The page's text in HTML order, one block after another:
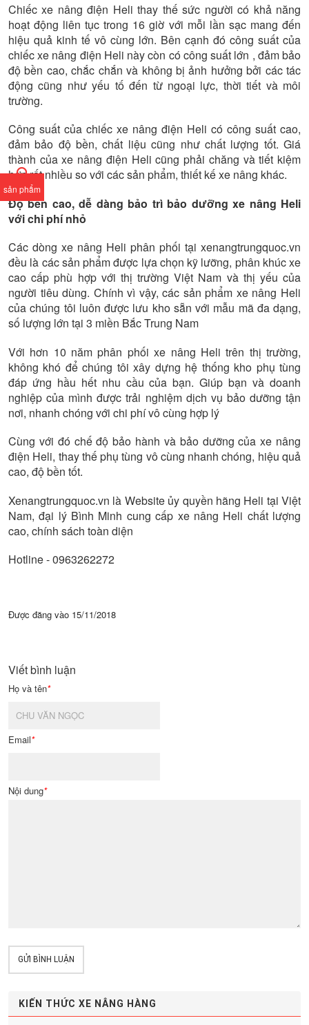
sản phẩm
Chiếc xe nâng điện Heli thay thế sức người có khả năng
hoạt động liên tục trong 16 giờ với mỗi lần sạc mang đến
hiệu quả kinh tế vô cùng lớn. Bên cạnh đó công suất của
chiếc xe nâng điện Heli này còn có công suất lớn , đảm bảo
độ bền cao, chắc chắn và không bị ảnh hưởng bởi các tác
động cũng như yếu tố đến từ ngoại lực, thời tiết và môi
trường.
Công suất của chiếc xe nâng điện Heli có công suất cao,
đảm bảo độ bền, chất liệu cũng như chất lượng tốt. Giá
thành của xe nâng điện Heli cũng phải chăng và tiết kiệm
hơn rất nhiều so với các sản phẩm, thiết kế xe nâng khác.
Độ bền cao, dễ dàng bảo trì bảo dưỡng xe nâng Heli
với chi phí nhỏ
Các dòng xe nâng Heli phân phối tại xenangtrungquoc.vn
đều là các sản phẩm được lựa chọn kỹ lưỡng, phân khúc xe
cao cấp phù hợp với thị trường Việt Nam và thị yếu của
người tiêu dùng. Chính vì vậy, các sản phẩm xe nâng Heli
của chúng tôi luôn được lưu kho sẵn với mẫu mã đa dạng,
số lượng lớn tại 3 miền Bắc Trung Nam
Với hơn 10 năm phân phối xe nâng Heli trên thị trường,
không khó để chúng tôi xây dựng hệ thống kho phụ tùng
đáp ứng hầu hết nhu cầu của bạn. Giúp bạn và doanh
nghiệp của mình được trải nghiệm dịch vụ bảo dưỡng tận
nơi, nhanh chóng với chi phí vô cùng hợp lý
Cùng với đó chế độ bảo hành và bảo dưỡng của xe nâng
điện Heli, thay thế phụ tùng vô cùng nhanh chóng, hiệu quả
cao, độ bền tốt.
Xenangtrungquoc.vn là Website ủy quyền hãng Heli tại Việt
Nam, đại lý Bình Minh cung cấp xe nâng Heli chất lượng
cao, chính sách toàn diện
Hotline - 0963262272
Được đăng vào 15/11/2018
Viết bình luận
Họ và tên*
Email*
Nội dung*
GỬI BÌNH LUẬN
KIẾN THỨC XE NÂNG HÀNG